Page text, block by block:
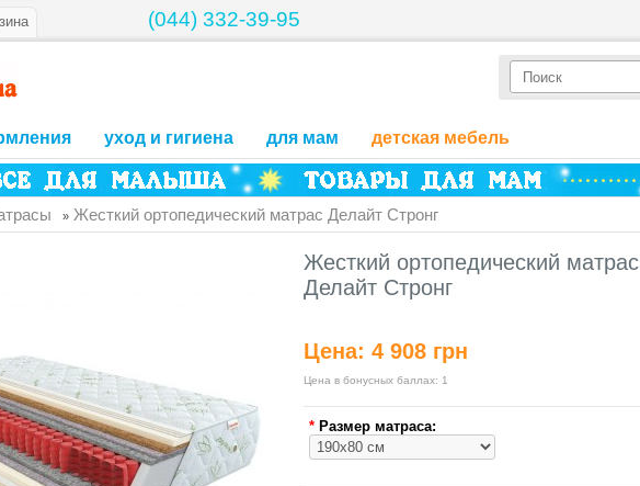
(044) 332-39-95
уход и гигиена для мам детская мебель
» Жесткий ортопедический матраc Делайт Стронг
Жесткий ортопедический матраc
Делайт Стронг
Цена: 4 908 грн
Цена в бонусных баллах: 1
* Размер матраса: